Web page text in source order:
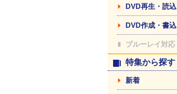
DVD再生・読込
DVD作成・書込
ブルーレイ対応
特集から探す
新着